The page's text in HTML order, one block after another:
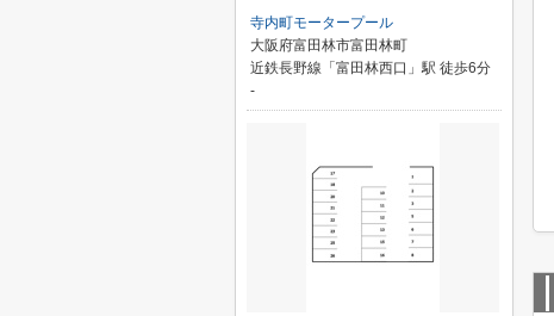
寺内町モータープール
大阪府富田林市富田林町
近鉄長野線「富田林西口」駅 徒歩6分
-